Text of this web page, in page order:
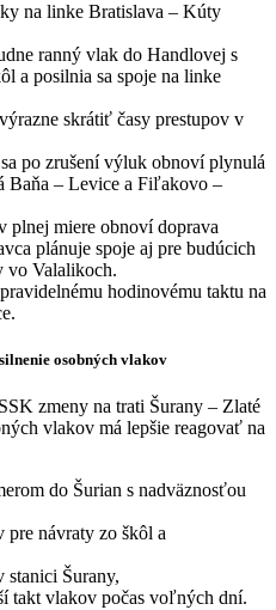
na linke Bratislava – Kúty
ranný vlak do Handlovej s
a posilnia sa spoje na linke
skrátiť časy prestupov v
po zrušení výluk obnoví plynulá
Baňa – Levice a Fiľakovo –
plnej miere obnoví doprava
plánuje spoje aj pre budúcich
vo Valalikoch.
hodinovému taktu na
osobných vlakov
zmeny na trati Šurany – Zlaté
vlakov má lepšie reagovať na
do Šurian s nadväznosťou
pre návraty zo škôl a
stanici Šurany,
takt vlakov počas voľných dní.